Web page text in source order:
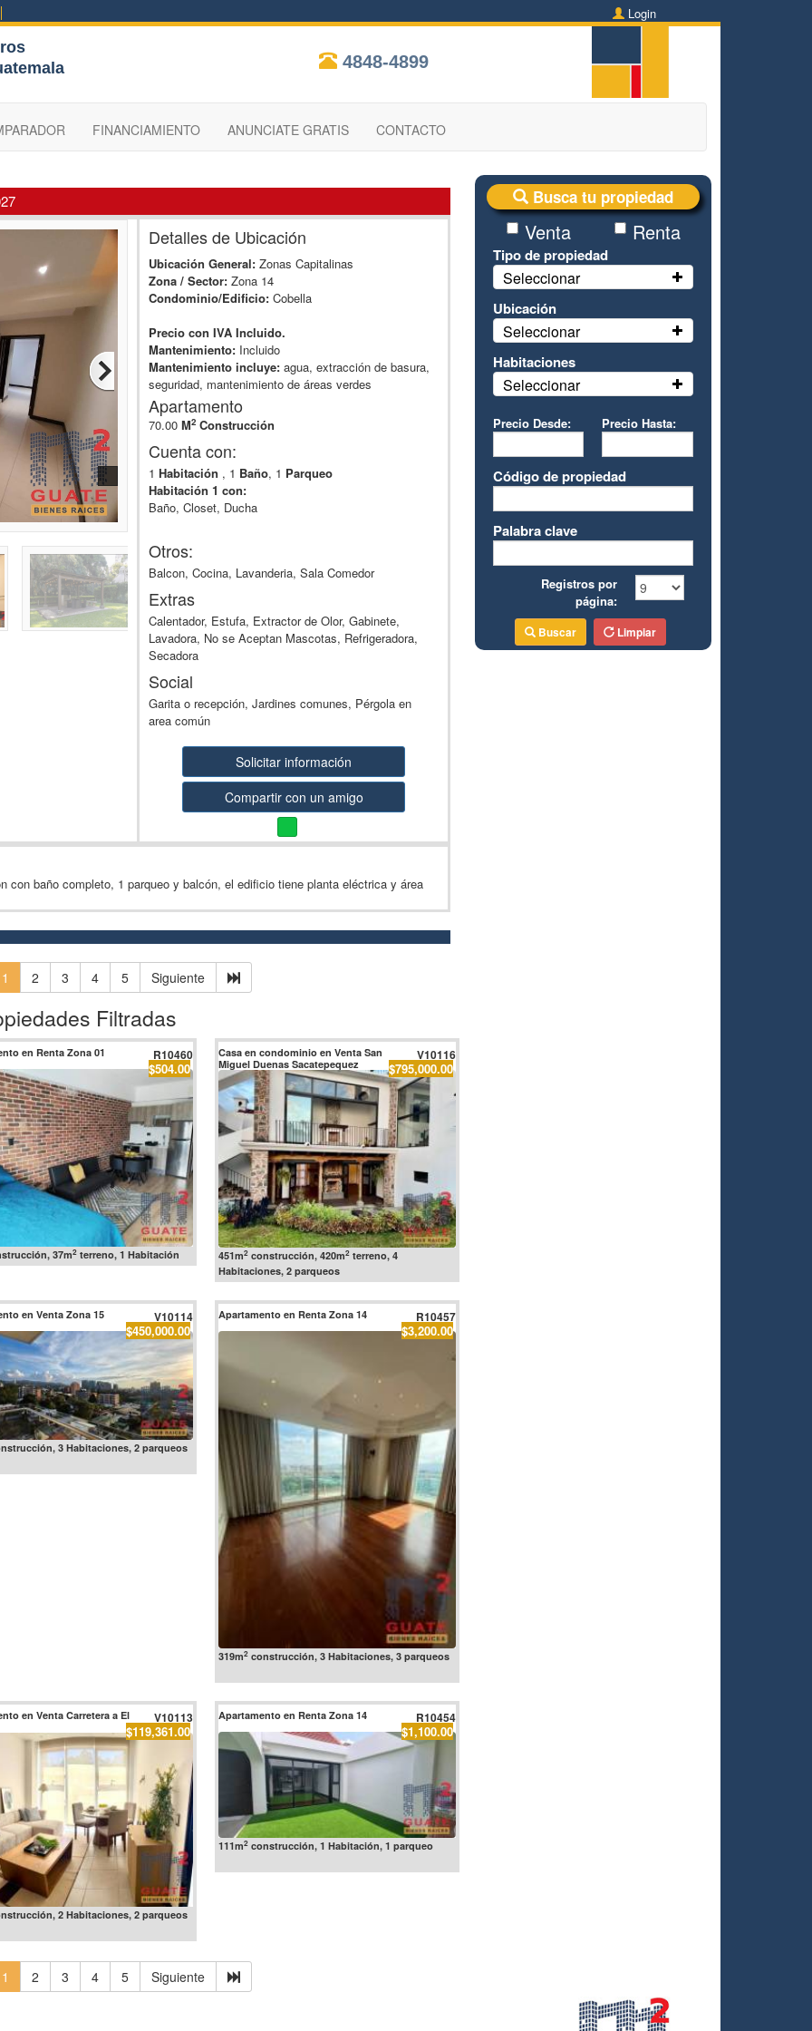
Login
4848-4899
FINANCIAMIENTO ANUNCIATE GRATIS CONTACTO
Busca tu propiedad
Venta Renta
Tipo de propiedad
Seleccionar
Ubicación
Seleccionar
Habitaciones
Seleccionar
Precio Desde: Precio Hasta:
Código de propiedad
Palabra clave
Registros por
página:
Buscar Limpiar
Detalles de Ubicación
Ubicación General:Zonas Capitalinas
Zona / Sector: Zona 14
Condominio/Edificio: Cobella
Precio con IVA Incluido.
Mantenimiento: Incluido
Mantenimiento incluye:agua, extracción de basura,
seguridad, mantenimiento de áreas verdes
Apartamento
70.00 M2 Construcción
Cuenta con:
1 Habitación , 1 Baño, 1 Parqueo
Habitación 1 con:
Baño, Closet, Ducha
Otros:
Balcon, Cocina, Lavanderia, Sala Comedor
Extras
Calentador, Estufa, Extractor de Olor, Gabinete,
Lavadora, No se Aceptan Mascotas, Refrigeradora,
Secadora
Social
Garita o recepción, Jardines comunes, Pérgola en
area común
Solicitar información
Compartir con un amigo
con baño completo, 1 parqueo y balcón, el edificio tiene planta eléctrica y área
1 2 3 4 5 Siguiente
Filtradas
en Renta Zona 01 R10460
$504.00
37m2terreno, 1 Habitación
Casa en condominio en Venta San
Miguel Duenas Sacatepequez
V10116
$795,000.00
451m2 construcción, 420m2 terreno, 4
Habitaciones, 2 parqueos
en Venta Zona 15 V10114
$450,000.00
3 Habitaciones, 2 parqueos
Apartamento en Renta Zona 14 R10457
$3,200.00
319m2 construcción, 3 Habitaciones, 3 parqueos
en Venta Carretera a El V10113
$119,361.00
2 Habitaciones, 2 parqueos
Apartamento en Renta Zona 14 R10454
$1,100.00
111m2 construcción, 1 Habitación, 1 parqueo
1 2 3 4 5 Siguiente